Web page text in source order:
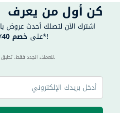
كن أول من يعرف
اشترك الآن لتصلك أحدث عروض
على خصم 40٪ على طلبك الأول مباشرةً*!
40 للعملاء الجدد فقط. تطبق الشروط والأحكام.